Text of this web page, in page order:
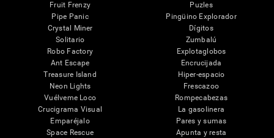
Fruit Frenzy
Pipe Panic
Crystal Miner
Solitario
Robo Factory
Ant Escape
Treasure Island
Neon Lights
Vuélveme Loco
Crucigrama Visual
Emparéjalo
Space Rescue
Puzles
Pingüino Explorador
Dígitos
Zumbalú
Explotaglobos
Encrucijada
Hiper-espacio
Frescazoo
Rompecabezas
La gasolinera
Pares y sumas
Apunta y resta